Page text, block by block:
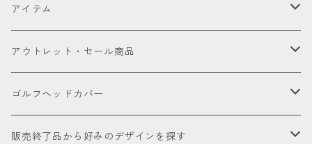
ドライバー
フェアウェイウッド
ユーティリティー
パター
皮革（本革・合成）
国内製高級本革
海外製高級本革
国産織物
金華山（ジャガードパイル）
帆布
アイテム
ゴルフヘッドカバー
ドライバー
ミニドライバー
ゴルフクラブ
ウェッジ
アクセサリー
アウトレット・セール商品
アウトレット商品
セール品会場
ゴルフヘッドカバー
お試し
販売終了品から好みのデザインを探す